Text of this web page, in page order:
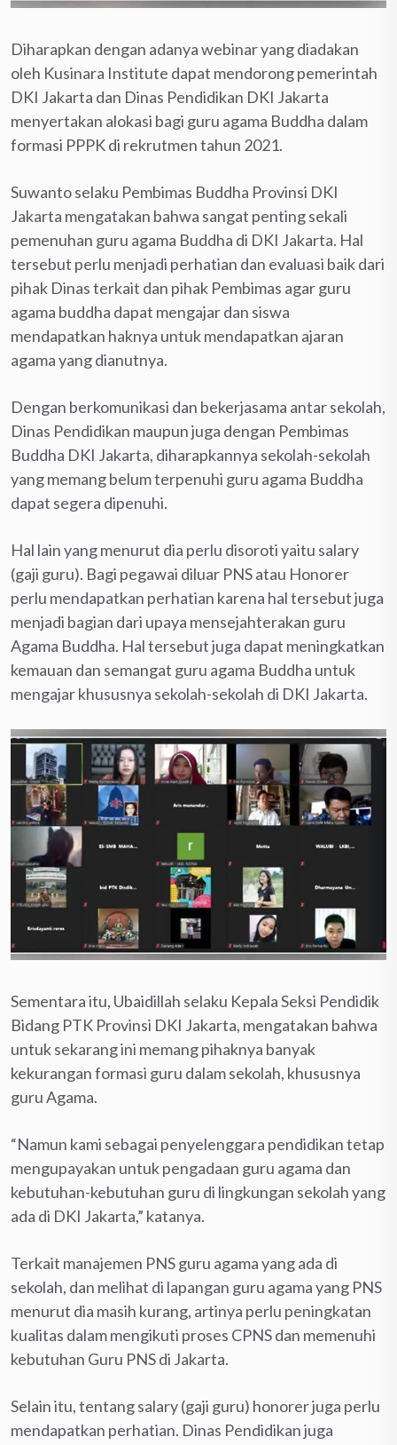
Diharapkan dengan adanya webinar yang diadakan
oleh Kusinara Institute dapat mendorong pemerintah
DKI Jakarta dan Dinas Pendidikan DKI Jakarta
menyertakan alokasi bagi guru agama Buddha dalam
formasi PPPK di rekrutmen tahun 2021.
Suwanto selaku Pembimas Buddha Provinsi DKI
Jakarta mengatakan bahwa sangat penting sekali
pemenuhan guru agama Buddha di DKI Jakarta. Hal
tersebut perlu menjadi perhatian dan evaluasi baik dari
pihak Dinas terkait dan pihak Pembimas agar guru
agama buddha dapat mengajar dan siswa
mendapatkan haknya untuk mendapatkan ajaran
agama yang dianutnya.
Dengan berkomunikasi dan bekerjasama antar sekolah,
Dinas Pendidikan maupun juga dengan Pembimas
Buddha DKI Jakarta, diharapkannya sekolah-sekolah
yang memang belum terpenuhi guru agama Buddha
dapat segera dipenuhi.
Hal lain yang menurut dia perlu disoroti yaitu salary
(gaji guru). Bagi pegawai diluar PNS atau Honorer
perlu mendapatkan perhatian karena hal tersebut juga
menjadi bagian dari upaya mensejahterakan guru
Agama Buddha. Hal tersebut juga dapat meningkatkan
kemauan dan semangat guru agama Buddha untuk
mengajar khususnya sekolah-sekolah di DKI Jakarta.
Sementara itu, Ubaidillah selaku Kepala Seksi Pendidik
Bidang PTK Provinsi DKI Jakarta, mengatakan bahwa
untuk sekarang ini memang pihaknya banyak
kekurangan formasi guru dalam sekolah, khususnya
guru Agama.
“Namun kami sebagai penyelenggara pendidikan tetap
mengupayakan untuk pengadaan guru agama dan
kebutuhan-kebutuhan guru di lingkungan sekolah yang
ada di DKI Jakarta,” katanya.
Terkait manajemen PNS guru agama yang ada di
sekolah, dan melihat di lapangan guru agama yang PNS
menurut dia masih kurang, artinya perlu peningkatan
kualitas dalam mengikuti proses CPNS dan memenuhi
kebutuhan Guru PNS di Jakarta.
Selain itu, tentang salary (gaji guru) honorer juga perlu
mendapatkan perhatian. Dinas Pendidikan juga